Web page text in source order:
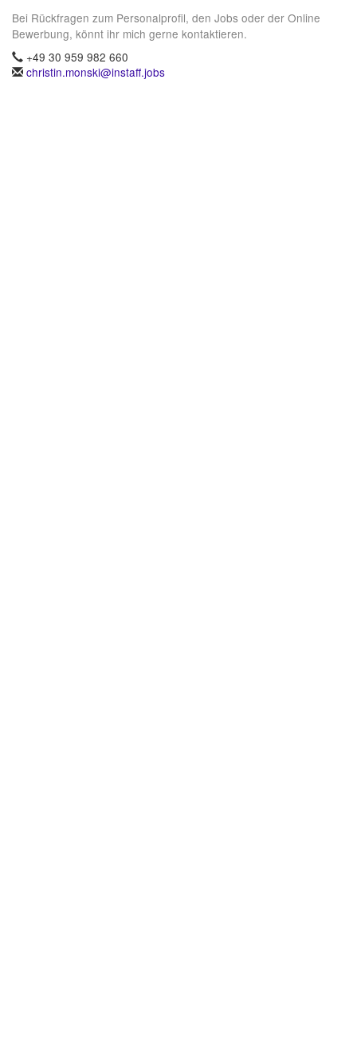
Bei Rückfragen zum Personalprofil, den Jobs oder der Online
Bewerbung, könnt ihr mich gerne kontaktieren.
+49 30 959 982 660
christin.monski@instaff.jobs